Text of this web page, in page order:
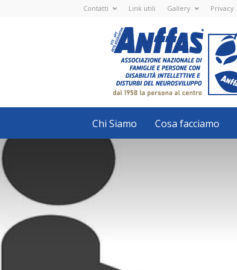
Contatti Link utili Gallery Privacy
Nazionale
ETS
-
APS
Associazione
Nazionale
di
Famiglie
e
con
disabilità
intellettive
e
disturbi
del
neurosviluppo
Chi Siamo Cosa facciamo